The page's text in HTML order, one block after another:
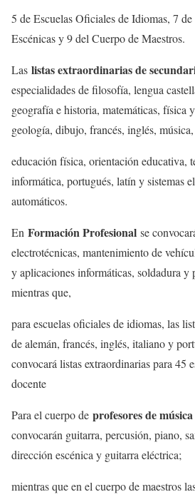
5 de Escuelas Oficiales de Idiomas, 7
Escénicas y 9 del Cuerpo de Maestros.
Las listas extraordinarias de
especialidades de filosofía, lengua
geografía e historia, matemáticas, física
geología, dibujo, francés, inglés, música,
educación física, orientación educativa,
informática, portugués, latín y sistemas
automáticos.
En Formación Profesional se
electrotécnicas, mantenimiento de
y aplicaciones informáticas, soldadura y
mientras que,
para escuelas oficiales de idiomas, las
de alemán, francés, inglés, italiano y
convocará listas extraordinarias para 45
docente
Para el cuerpo de profesores de
convocarán guitarra, percusión, piano,
dirección escénica y guitarra eléctrica;
mientras que en el cuerpo de maestros